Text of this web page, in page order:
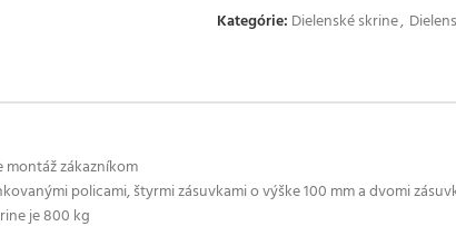
Kategórie: Dielenské skrine,
montáž zákazníkom
policami, štyrmi zásuvkami o výške 100 mm a dvomi
je 800 kg